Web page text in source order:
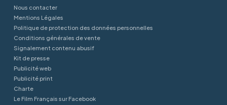
Nous contacter
Mentions Légales
Politique de protection des données personnelles
Conditions générales de vente
Signalement contenu abusif
Kit de presse
Publicité web
Publicité print
Charte
Le Film Français sur Facebook